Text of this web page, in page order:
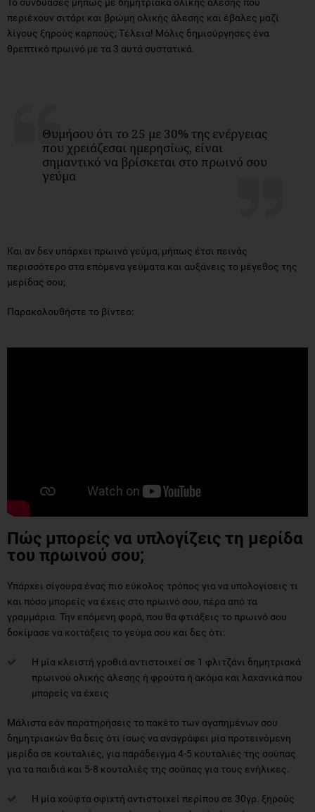
περιέχουν σιτάρι και βρώμη ολικής άλεσης και έβαλες μαζί
λίγους ξηρούς καρπούς; Τέλεια! Μόλις δημιούργησες ένα
θρεπτικό πρωινό με τα 3 αυτά συστατικά.
Θυμήσου ότι το 25 με 30% της ενέργειας
που χρειάζεσαι ημερησίως, είναι
σημαντικό να βρίσκεται στο πρωινό σου
γεύμα
Και αν δεν υπάρχει πρωινό γεύμα, μήπως έτσι πεινάς
περισσότερο στα επόμενα γεύματα και αυξάνεις το μέγεθος της
μερίδας σου;
Παρακολουθήστε το βίντεο:
Πώς μπορείς να υπλογίζεις τη μερίδα
του πρωινού σου;
Υπάρχει σίγουρα ένας πιο εύκολος τρόπος για να υπολογίσεις τι
και πόσο μπορείς να έχεις στο πρωινό σου, πέρα από τα
γραμμάρια. Την επόμενη φορά, που θα φτιάξεις το πρωινό σου
δοκίμασε να κοιτάξεις το γεύμα σου και δες ότι:
Η μία κλειστή γροθιά αντιστοιχεί σε 1 φλιτζάνι δημητριακά
πρωινού ολικής άλεσης ή φρούτα ή ακόμα και λαχανικά που
μπορείς να έχεις
Μάλιστα εάν παρατηρήσεις το πακέτο των αγαπημένων σου
δημητριακών θα δεις ότι ίσως να αναγράφει μία προτεινόμενη
μερίδα σε κουταλιές, για παράδειγμα 4-5 κουταλιές της σούπας
για τα παιδιά και 5-8 κουταλιές της σούπας για τους ενήλικες.
Η μία χούφτα σφιχτή αντιστοιχεί περίπου σε 30γρ. ξηρούς